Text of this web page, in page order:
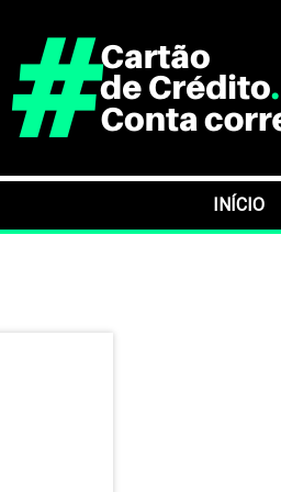
INÍCIO